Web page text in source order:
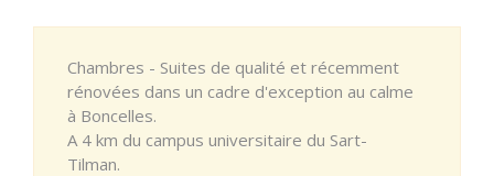
Chambres - Suites de qualité et récemment
rénovées dans un cadre d'exception au calme
à Boncelles.
A 4 km du campus universitaire du Sart-
Tilman.